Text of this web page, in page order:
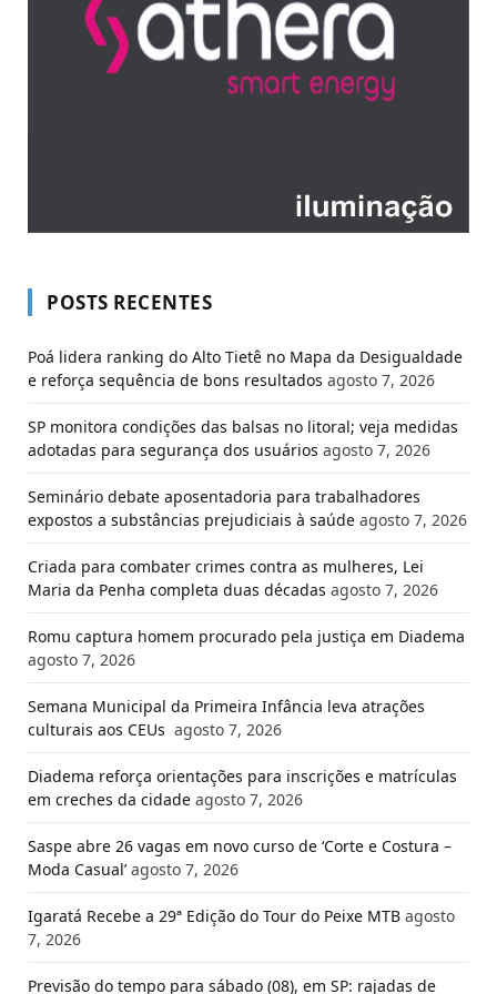
POSTS RECENTES
Poá lidera ranking do Alto Tietê no Mapa da Desigualdade
e reforça sequência de bons resultados agosto 7, 2026
SP monitora condições das balsas no litoral; veja medidas
adotadas para segurança dos usuários agosto 7, 2026
Seminário debate aposentadoria para trabalhadores
expostos a substâncias prejudiciais à saúde agosto 7, 2026
Criada para combater crimes contra as mulheres, Lei
Maria da Penha completa duas décadas agosto 7, 2026
Romu captura homem procurado pela justiça em Diadema
agosto 7, 2026
Semana Municipal da Primeira Infância leva atrações
culturais aos CEUs agosto 7, 2026
Diadema reforça orientações para inscrições e matrículas
em creches da cidade agosto 7, 2026
Saspe abre 26 vagas em novo curso de ‘Corte e Costura –
Moda Casual’ agosto 7, 2026
Igaratá Recebe a 29ª Edição do Tour do Peixe MTB agosto
7, 2026
Previsão do tempo para sábado (08), em SP: rajadas de